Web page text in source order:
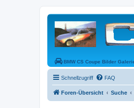
BMW CS Coupe Bilder
Schnellzugriff FAQ
Foren-Übersicht Suche